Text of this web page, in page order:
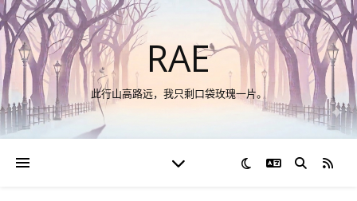
RAE
此行山高路远，我只剩口袋玫瑰一片。
切换语言RSS